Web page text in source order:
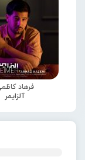
فرهاد
آلزایمر